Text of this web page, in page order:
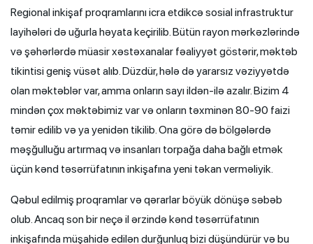
Regional inkişaf proqramlarını icra etdikcə sosial infrastruktur
layihələri də uğurla həyata keçirilib. Bütün rayon mərkəzlərində
və şəhərlərdə müasir xəstəxanalar fəaliyyət göstərir, məktəb
tikintisi geniş vüsət alıb. Düzdür, hələ də yararsız vəziyyətdə
olan məktəblər var, amma onların sayı ildən-ilə azalır. Bizim 4
mindən çox məktəbimiz var və onların təxminən 80-90 faizi
təmir edilib və ya yenidən tikilib. Ona görə də bölgələrdə
məşğulluğu artırmaq və insanları torpağa daha bağlı etmək
üçün kənd təsərrüfatının inkişafına yeni təkan verməliyik.
Qəbul edilmiş proqramlar və qərarlar böyük dönüşə səbəb
olub. Ancaq son bir neçə il ərzində kənd təsərrüfatının
inkişafında müşahidə edilən durğunluq bizi düşündürür və bu